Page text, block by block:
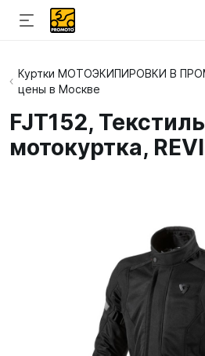
Куртки МОТОЭКИПИРОВКИ В
цены в Москве
FJT152,
мотокуртка,